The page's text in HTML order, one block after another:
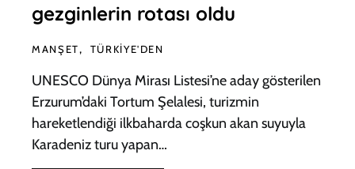
gezginlerin rotası oldu
MANŞET TÜRKIYE'DEN
UNESCO Dünya Mirası Listesi’ne aday gösterilen
Erzurum’daki Tortum Şelalesi, turizmin
hareketlendiği ilkbaharda coşkun akan suyuyla
Karadeniz turu yapan…